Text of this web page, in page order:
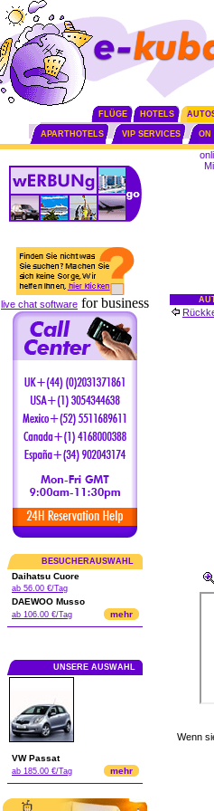
FLÜGE HOTELS
APARTHOTELS VIP SERVICES ON
live chat software for business
BESUCHERAUSWAHL
Daihatsu Cuore
ab 56.00 €/Tag
DAEWOO Musso
ab 106.00 €/Tag mehr
UNSERE AUSWAHL
VW Passat
ab 185.00 €/Tag mehr
Wenn